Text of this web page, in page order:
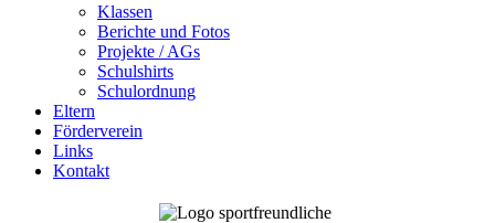
Klassen
Berichte und Fotos
Projekte / AGs
Schulshirts
Schulordnung
Eltern
Förderverein
Links
Kontakt